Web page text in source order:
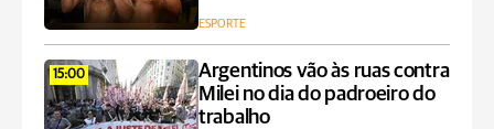
ESPORTE
15:00
Argentinos vão às ruas contra
Milei no dia do padroeiro do
trabalho